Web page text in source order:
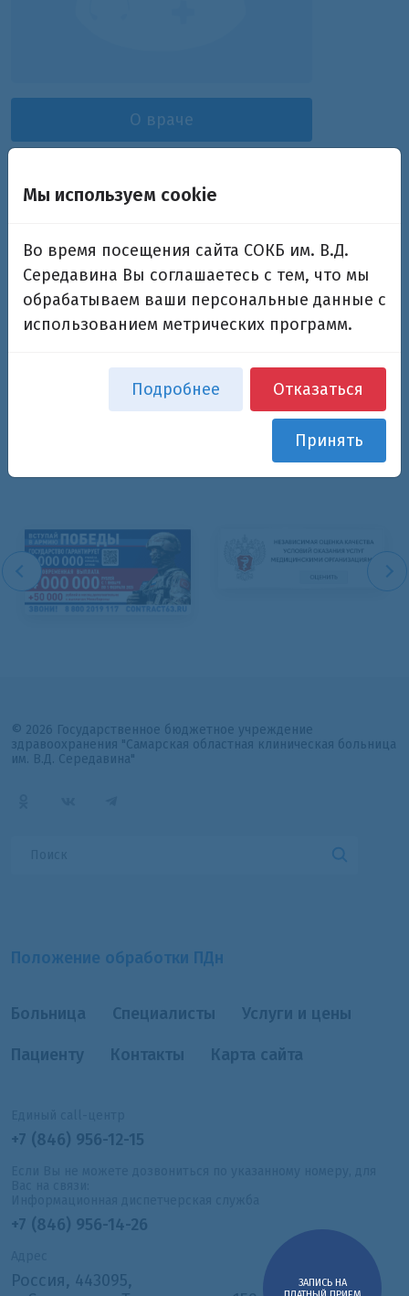
О враче
Докучаева Дарья
Романовна
провизор
Дополнительная информация
© 2026 Государственное бюджетное учреждение
здравоохранения "Самарская областная клиническая больница
им. В.Д. Середавина"
Положение обработки ПДн
Больница Специалисты Услуги и цены
Пациенту Контакты Карта сайта
+7 (846) 956-12-15
+7 (846) 956-14-26
Россия, 443095,
Мы используем cookie
Во время посещения сайта СОКБ им. В.Д.
Середавина Вы соглашаетесь с тем, что мы
обрабатываем ваши персональные данные с
использованием метрических программ.
Подробнее Отказаться
Принять
ЗАПИСЬ НА